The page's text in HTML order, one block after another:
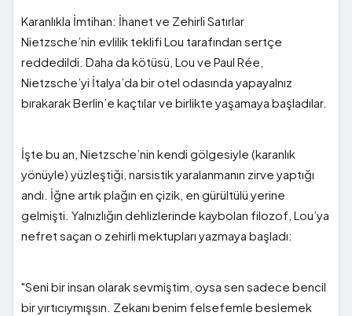
Karanlıkla İmtihan: İhanet ve Zehirli Satırlar
Nietzsche’nin evlilik teklifi Lou tarafından sertçe
reddedildi. Daha da kötüsü, Lou ve Paul Rée,
Nietzsche’yi İtalya’da bir otel odasında yapayalnız
bırakarak Berlin’e kaçtılar ve birlikte yaşamaya başladılar.
İşte bu an, Nietzsche’nin kendi gölgesiyle (karanlık
yönüyle) yüzleştiği, narsistik yaralanmanın zirve yaptığı
andı. İğne artık plağın en çizik, en gürültülü yerine
gelmişti. Yalnızlığın dehlizlerinde kaybolan filozof, Lou’ya
nefret saçan o zehirli mektupları yazmaya başladı:
"Seni bir insan olarak sevmiştim, oysa sen sadece bencil
bir yırtıcıymışsın. Zekanı benim felsefemle beslemek